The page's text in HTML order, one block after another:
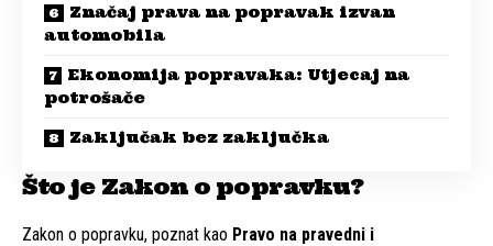
Značaj prava na popravak izvan
automobila
Ekonomija popravaka: Utjecaj na
potrošače
Zaključak bez zaključka
Što je Zakon o popravku?
Zakon o popravku, poznat kao Pravo na pravedni i